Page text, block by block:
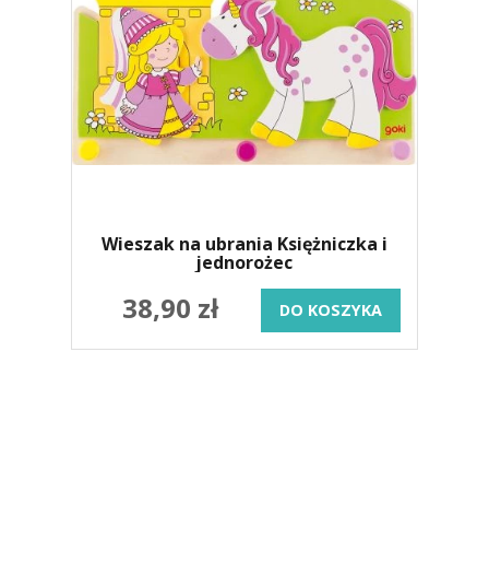
Wieszak na ubrania Księżniczka i
jednorożec
38,90 zł DO KOSZYKA